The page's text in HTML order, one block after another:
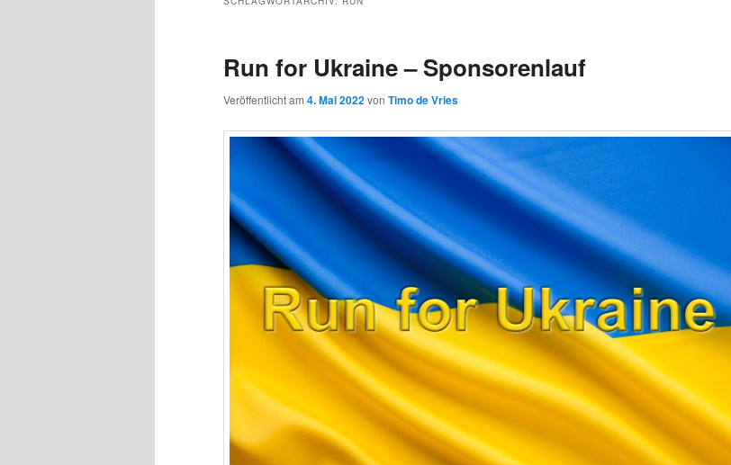
Run for Ukraine – Sponsorenlauf
Veröffentlicht am 4. Mai 2022von Timo de Vries